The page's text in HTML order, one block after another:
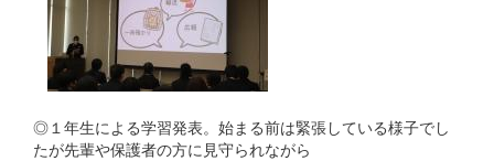
◎１年生による学習発表。始まる前は緊張している様子でし
たが先輩や保護者の方に見守られながら